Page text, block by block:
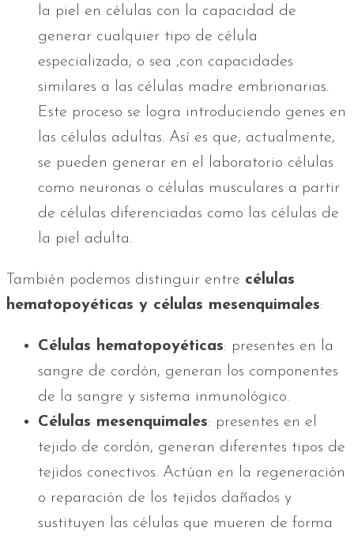
la piel en células con la capacidad de
generar cualquier tipo de célula
especializada; o sea ,con capacidades
similares a las células madre embrionarias.
Este proceso se logra introduciendo genes en
las células adultas. Así es que, actualmente,
se pueden generar en el laboratorio células
como neuronas o células musculares a partir
de células diferenciadas como las células de
la piel adulta.
También podemos distinguir entre células
hematopoyéticas y células mesenquimales:
Células hematopoyéticas: presentes en la
sangre de cordón, generan los componentes
de la sangre y sistema inmunológico.
Células mesenquimales: presentes en el
tejido de cordón, generan diferentes tipos de
tejidos conectivos. Actúan en la regeneración
o reparación de los tejidos dañados y
sustituyen las células que mueren de forma